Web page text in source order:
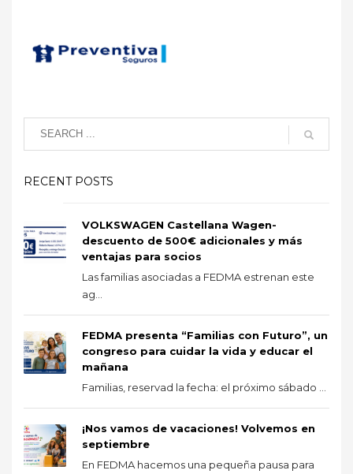
RECENT POSTS
VOLKSWAGEN Castellana Wagen-
descuento de 500€ adicionales y más
ventajas para socios
Las familias asociadas a FEDMA estrenan este
ag...
FEDMA presenta “Familias con Futuro”, un
congreso para cuidar la vida y educar el
mañana
Familias, reservad la fecha: el próximo sábado ...
¡Nos vamos de vacaciones! Volvemos en
septiembre
En FEDMA hacemos una pequeña pausa para